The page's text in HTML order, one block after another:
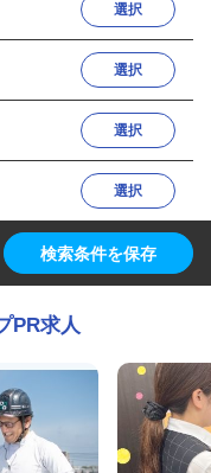
選択
選択
選択
選択
検索条件を保存
PR求人